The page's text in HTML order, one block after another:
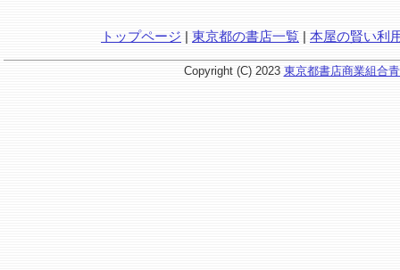
トップページ | 東京都の書店一覧 | 本屋の賢い利
Copyright (C) 2023 東京都書店商業組合